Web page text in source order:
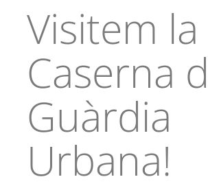
Visitem la
Caserna
Guàrdia
Urbana!